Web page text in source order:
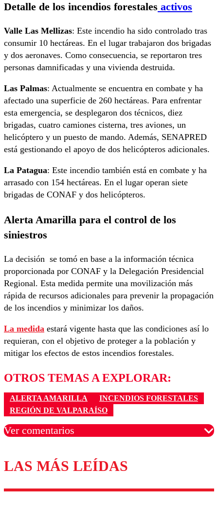
Detalle de los incendios forestales activos
Valle Las Mellizas: Este incendio ha sido controlado tras
consumir 10 hectáreas. En el lugar trabajaron dos brigadas
y dos aeronaves. Como consecuencia, se reportaron tres
personas damnificadas y una vivienda destruida.
Las Palmas: Actualmente se encuentra en combate y ha
afectado una superficie de 260 hectáreas. Para enfrentar
esta emergencia, se desplegaron dos técnicos, diez
brigadas, cuatro camiones cisterna, tres aviones, un
helicóptero y un puesto de mando. Además, SENAPRED
está gestionando el apoyo de dos helicópteros adicionales.
La Patagua: Este incendio también está en combate y ha
arrasado con 154 hectáreas. En el lugar operan siete
brigadas de CONAF y dos helicópteros.
Alerta Amarilla para el control de los
siniestros
La decisión se tomó en base a la información técnica
proporcionada por CONAF y la Delegación Presidencial
Regional. Esta medida permite una movilización más
rápida de recursos adicionales para prevenir la propagación
de los incendios y minimizar los daños.
La medida estará vigente hasta que las condiciones así lo
requieran, con el objetivo de proteger a la población y
mitigar los efectos de estos incendios forestales.
OTROS TEMAS A EXPLORAR:
ALERTA AMARILLA
INCENDIOS FORESTALES
REGIÓN DE VALPARAÍSO
Ver comentarios
Los comentarios son moderados para garantizar un
diálogo respetuoso.
LAS MÁS LEÍDAS